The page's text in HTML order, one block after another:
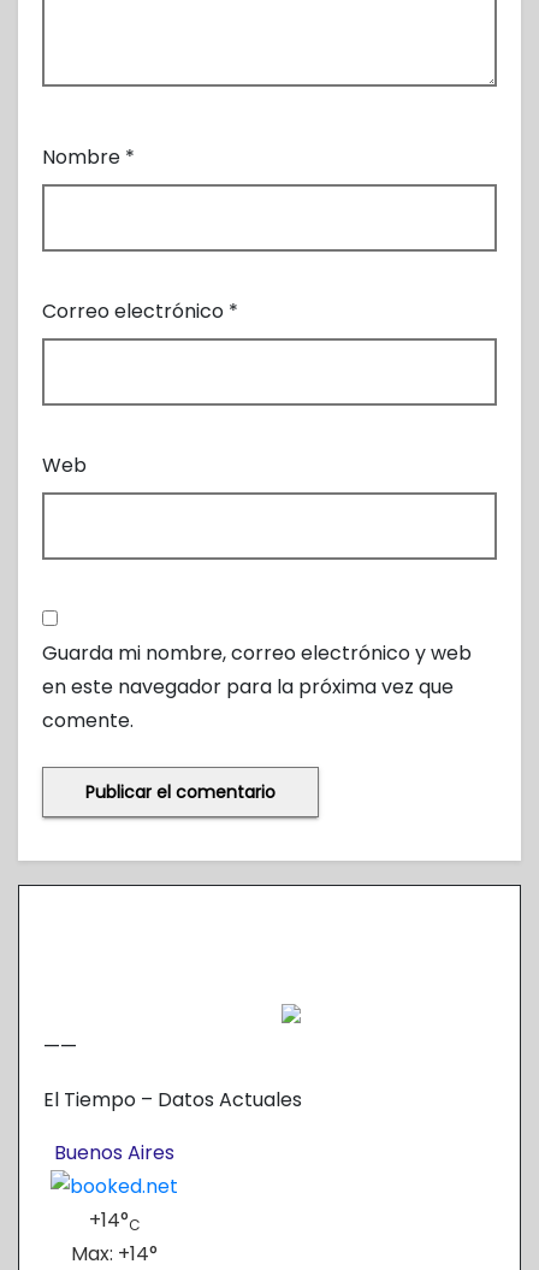
Nombre *
Correo electrónico *
Web
Guarda mi nombre, correo electrónico y web
en este navegador para la próxima vez que
comente.
——
El Tiempo – Datos Actuales
Buenos Aires
+14°C
Max: +14°